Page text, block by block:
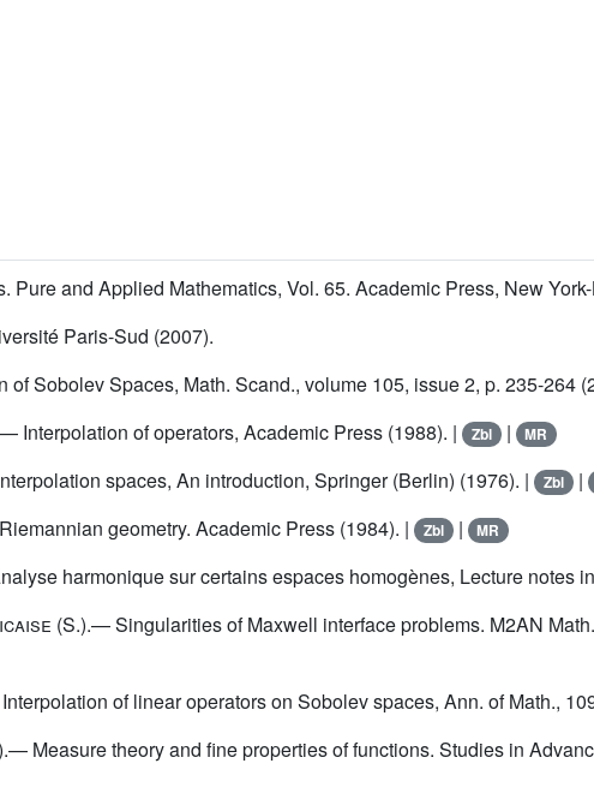
Pure and Applied Mathematics, Vol. 65. Academic Press, New
Paris-Sud (2007).
Sobolev Spaces, Math. Scand., volume 105, issue 2, p. 235-264
Interpolation of operators, Academic Press (1988). | Zbl | MR
spaces, An introduction, Springer (Berlin) (1976). | Zbl |
geometry. Academic Press (1984). | Zbl | MR
harmonique sur certains espaces homogènes, Lecture notes
(S.).— Singularities of Maxwell interface problems. M2AN
of linear operators on Sobolev spaces, Ann. of Math.,
Measure theory and fine properties of functions. Studies in